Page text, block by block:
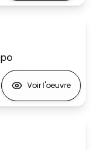
po
Voir l'oeuvre